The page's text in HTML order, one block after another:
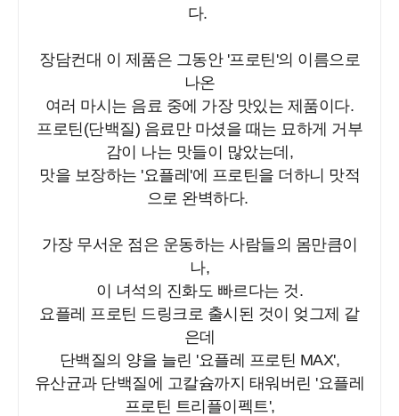
다.
장담컨대 이 제품은 그동안 '프로틴'의 이름으로
나온
여러 마시는 음료 중에 가장 맛있는 제품이다.
프로틴(단백질) 음료만 마셨을 때는 묘하게 거부
감이 나는 맛들이 많았는데,
맛을 보장하는 '요플레'에 프로틴을 더하니 맛적
으로 완벽하다.
가장 무서운 점은 운동하는 사람들의 몸만큼이
나,
이 녀석의 진화도 빠르다는 것.
요플레 프로틴 드링크로 출시된 것이 엊그제 같
은데
단백질의 양을 늘린 '요플레 프로틴 MAX',
유산균과 단백질에 고칼슘까지 태워버린 '요플레
프로틴 트리플이펙트',